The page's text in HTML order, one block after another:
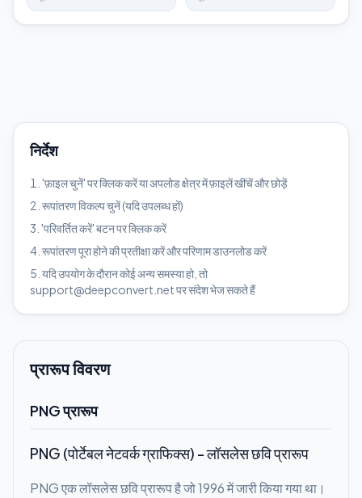
निर्देश
'फ़ाइल चुनें' पर क्लिक करें या अपलोड क्षेत्र में फ़ाइलें खींचें और छोड़ें
रूपांतरण विकल्प चुनें (यदि उपलब्ध हों)
'परिवर्तित करें' बटन पर क्लिक करें
रूपांतरण पूरा होने की प्रतीक्षा करें और परिणाम डाउनलोड करें
यदि उपयोग के दौरान कोई अन्य समस्या हो, तो
support@deepconvert.net पर संदेश भेज सकते हैं
प्रारूप विवरण
PNG प्रारूप
PNG (पोर्टेबल नेटवर्क ग्राफिक्स) - लॉसलेस छवि प्रारूप
PNG एक लॉसलेस छवि प्रारूप है जो 1996 में जारी किया गया था।